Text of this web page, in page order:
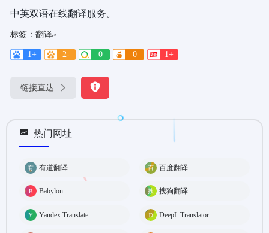
中英双语在线翻译服务。
标签： 翻译
1+ 2- 0 0 1+
链接直达
热门网址
有道翻译 百度翻译
Babylon 搜狗翻译
Yandex.Translate DeepL Translator